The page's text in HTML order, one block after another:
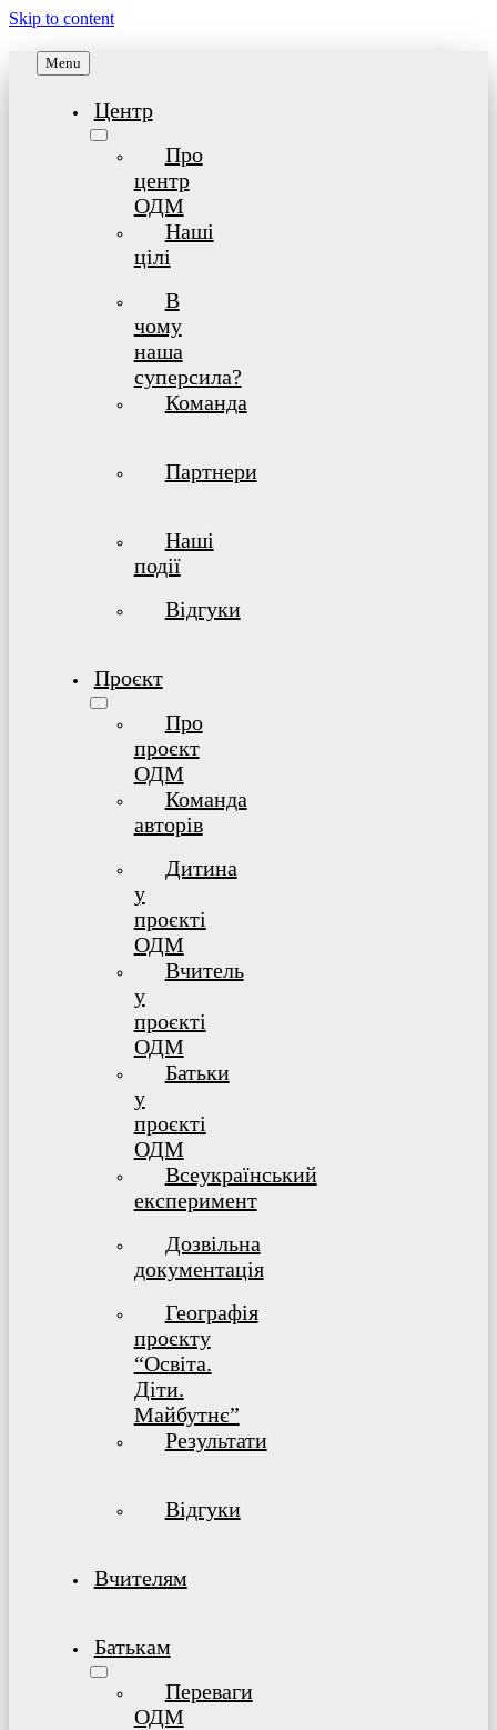
Skip to content
Menu
Центр
Про
центр
ОДМ
Наші
цілі
В
чому
наша
суперсила?
Команда
Партнери
Наші
події
Відгуки
Проєкт
Про
проєкт
ОДМ
Команда
авторів
Дитина
у
проєкті
ОДМ
Bчитель
у
проєкті
ОДМ
Батьки
у
проєкті
ОДМ
Всеукраїнський
експеримент
Дозвільна
документація
Географія
проєкту
“Освіта.
Діти.
Майбутнє”
Результати
Відгуки
Вчителям
Батькам
Переваги
ОДМ